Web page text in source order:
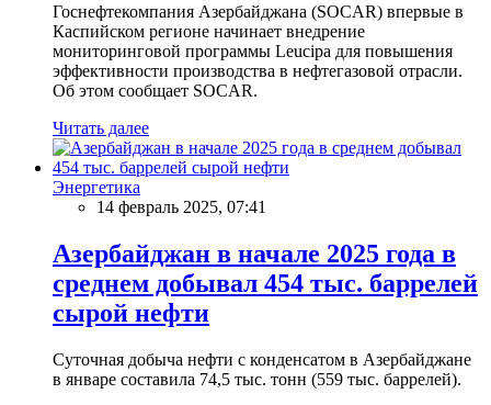
Госнефтекомпания Азербайджана (SOCAR) впервые в
Каспийском регионе начинает внедрение
мониторинговой программы Leucipa для повышения
эффективности производства в нефтегазовой отрасли.
Об этом сообщает SOCAR.
Читать далее
Энергетика
14 февраль 2025, 07:41
Азербайджан в начале 2025 года в
среднем добывал 454 тыс. баррелей
сырой нефти
Суточная добыча нефти с конденсатом в Азербайджане
в январе составила 74,5 тыс. тонн (559 тыс. баррелей).